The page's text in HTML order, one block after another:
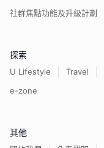
社群焦點功能及升級計劃
探索
U Lifestyle Travel
e-zone
其他